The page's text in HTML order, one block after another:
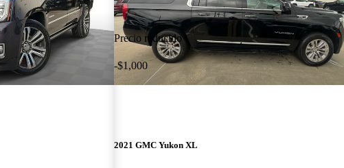
Precio reducido
-$1,000
2021 GMC Yukon XL